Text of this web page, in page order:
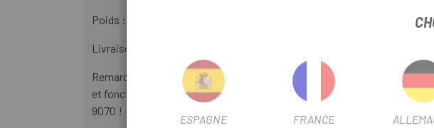
Poids : 12g
Livraison : 1x distributeur + sangle / clip de retenue
Remarque : La désignation SM-EW90B est utilisée dans de nombreux
et fonctionnera donc désormais comme SM EW90B ! Les deux
9070 !
ESPAGNE FRANCE